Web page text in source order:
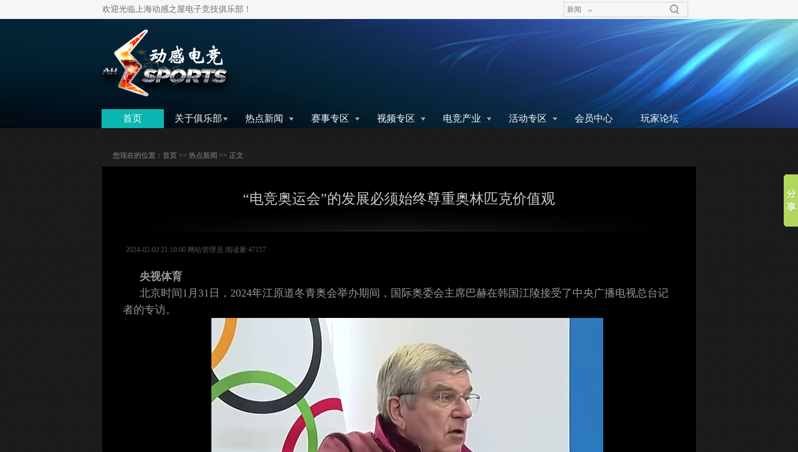
欢迎光临上海动感之屋电子竞技俱乐部！ 新闻
首页 关于俱乐部 热点新闻 赛事专区 视频专区 电竞产业 活动专区 会员中心 玩家论坛
您现在的位置： 首页 >> 热点新闻 >> 正文
“电竞奥运会”的发展必须始终尊重奥林匹克价值观
2024-02-02 21:10:00 网站管理员 阅读量:47157
央视体育
北京时间1月31日，2024年江原道冬青奥会举办期间，国际奥委会主席巴赫在韩国江陵接受了中央广播电视总台记
者的专访。